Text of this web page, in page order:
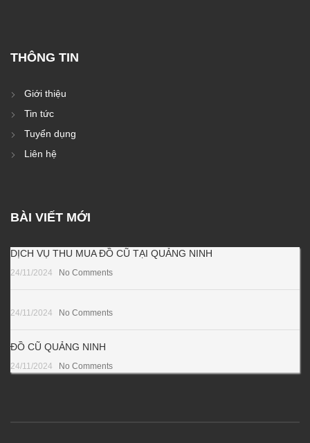
THÔNG TIN
Giới thiệu
Tin tức
Tuyển dụng
Liên hệ
BÀI VIẾT MỚI
DỊCH VỤ THU MUA ĐỒ CŨ TẠI QUẢNG NINH
24/11/2024 No Comments
24/11/2024 No Comments
ĐỒ CŨ QUẢNG NINH
24/11/2024 No Comments